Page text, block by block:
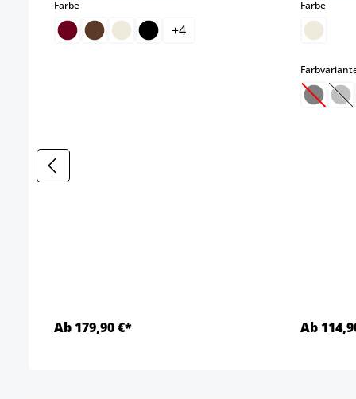
Farbeauswählen
+4
Ab 179,90 €*
Farbe
(Diese
Ab